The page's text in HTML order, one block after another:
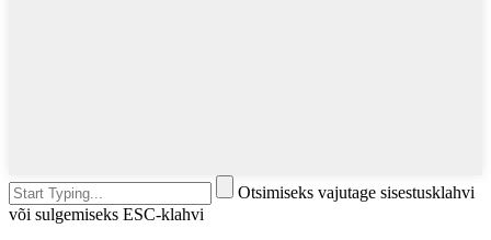
Otsimiseks vajutage sisestusklahvi
või sulgemiseks ESC-klahvi